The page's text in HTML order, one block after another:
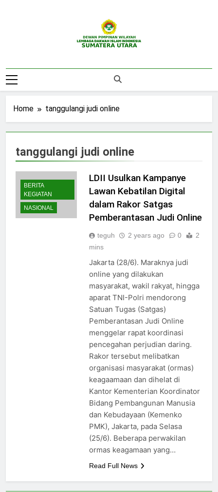
DPW LDII
Sumatera Utara
Home tanggulangi judi online
tanggulangi judi online
BERITA
KEGIATAN
NASIONAL
LDII Usulkan Kampanye
Lawan Kebatilan Digital
dalam Rakor Satgas
Pemberantasan Judi Online
teguh 2 years ago 0
2
mins
Jakarta (28/6). Maraknya judi
online yang dilakukan
masyarakat, wakil rakyat, hingga
aparat TNI-Polri mendorong
Satuan Tugas (Satgas)
Pemberantasan Judi Online
menggelar rapat koordinasi
pencegahan perjudian daring.
Rakor tersebut melibatkan
organisasi masyarakat (ormas)
keagaamaan dan dihelat di
Kantor Kementerian Koordinator
Bidang Pembangunan Manusia
dan Kebudayaan (Kemenko
PMK), Jakarta, pada Selasa
(25/6). Beberapa perwakilan
ormas keagamaan yang…
Read Full News